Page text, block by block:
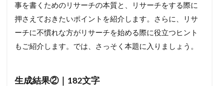
事を書くためのリサーチの本質と、リサーチをする際に
押さえておきたいポイントを紹介します。さらに、リサ
ーチに不慣れな方がリサーチを始める際に役立つヒント
もご紹介します。では、さっそく本題に入りましょう。
生成結果②｜182文字